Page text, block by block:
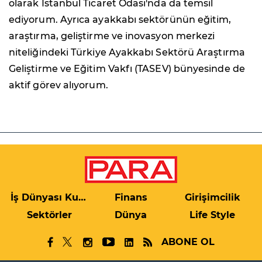
olarak İstanbul Ticaret Odası'nda da temsil
ediyorum. Ayrıca ayakkabı sektörünün eğitim,
araştırma, geliştirme ve inovasyon merkezi
niteliğindeki Türkiye Ayakkabı Sektörü Araştırma
Geliştirme ve Eğitim Vakfı (TASEV) bünyesinde de
aktif görev alıyorum.
İş Dünyası Kulis Finans
Girişimcilik
Sektörler
Dünya Life Style
ABONE OL